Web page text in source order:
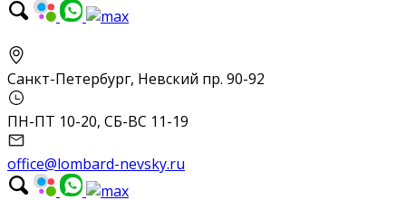
Санкт-Петербург, Невский пр. 90-92
ПН-ПТ 10-20, СБ-ВС 11-19
office@lombard-nevsky.ru